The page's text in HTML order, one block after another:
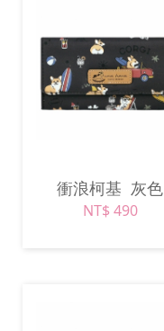
衝浪柯基 灰色
NT$ 490